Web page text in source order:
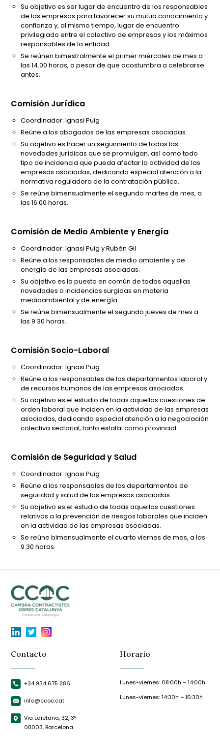
Su objetivo es ser lugar de encuentro de los responsables
de las empresas para favorecer su mutuo conocimiento y
confianza y, al mismo tiempo, lugar de encuentro
privilegiado entre el colectivo de empresas y los máximos
responsables de la entidad.
Se reúnen bimestralmente el primer miércoles de mes a
las 14.00 horas, a pesar de que acostumbra a celebrarse
antes.
Comisión Jurídica
Coordinador: Ignasi Puig
Reúne a los abogados de las empresas asociadas.
Su objetivo es hacer un seguimiento de todas las
novedades jurídicas que se promulgan, así como todo
tipo de incidencia que pueda afectar la actividad de las
empresas asociadas, dedicando especial atención a la
normativa reguladora de la contratación pública.
Se reúne bimensualmente el segundo martes de mes, a
las 16.00 horas.
Comisión de Medio Ambiente y Energía
Coordinador: Ignasi Puig y Rubén Gil
Reúne a los responsables de medio ambiente y de
energía de las empresas asociadas.
Su objetivo es la puesta en común de todas aquellas
novedades o incidencias surgidas en materia
medioambiental y de energía.
Se reúne bimensualmente el segundo jueves de mes a
las 9.30 horas.
Comisión Socio-Laboral
Coordinador: Ignasi Puig
Reúne a los responsables de los departamentos laboral y
de recursos humanos de las empresas asociadas.
Su objetivo es el estudio de todas aquellas cuestiones de
orden laboral que inciden en la actividad de las empresas
asociadas, dedicando especial atención a la negociación
colectiva sectorial, tanto estatal como provincial.
Comisión de Seguridad y Salud
Coordinador: Ignasi Puig
Reúne a los responsables de los departamentos de
seguridad y salud de las empresas asociadas.
Su objetivo es el estudio de todas aquellas cuestiones
relativas a la prevención de riesgos laborales que inciden
en la actividad de las empresas asociadas.
Se reúne bimensualmente el cuarto viernes de mes, a las
9.30 horas.
Contacto
+34 934 675 286
info@ccoc.cat
Via Laietana, 32, 3ª
08003, Barcelona
Horario
Lunes-viernes: 08:00h – 14:00h
Lunes-viernes: 14:30h – 16:30h